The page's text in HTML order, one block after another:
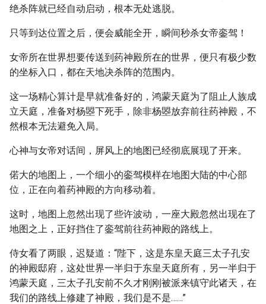
绝杀阵就已经自动启动，根本无处逃脱。
只等到达位置之后，便会威能全开，瞬间秒杀女帝銮驾！
女帝所在世界想要传送到药神殿所在的世界，便只有极少数
的坐标入口，都在天地决杀阵的范围内。
这一场精心算计是早就准备好的，鸿蒙天庭为了阻止人族成
立天庭，准备对杨曌下死手，除非杨曌放弃前往药神殿，不
然根本无法避免入局。
心神与女帝对话间，屏风上的地图已经彻底展现了开来。
偌大的地图上，一个细小的銮驾模样在地图大陆的中心部
位，正在向着药神殿的方向移动着。
这时，地图上忽然出现了些许波动，一座大殿忽然出现在了
地图之上，正好挡住了銮驾前往药神殿的路线上。
侍女看了两眼，迟疑道：“陛下，这是东皇天庭三太子孔安
的神殿邸府，这处世界一半归于东皇天庭所有，另一半归于
鸿蒙天庭，三太子孔安前不久才刚刚被派来镇守此诸天，在
我们的路线上修建了神殿，我们是不是……”